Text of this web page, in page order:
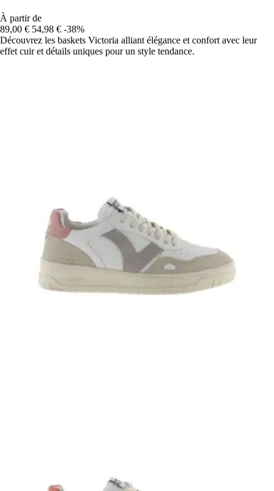
À partir de
89,00 € 54,98 € -38%
Découvrez les baskets Victoria alliant élégance et confort avec leur
effet cuir et détails uniques pour un style tendance.